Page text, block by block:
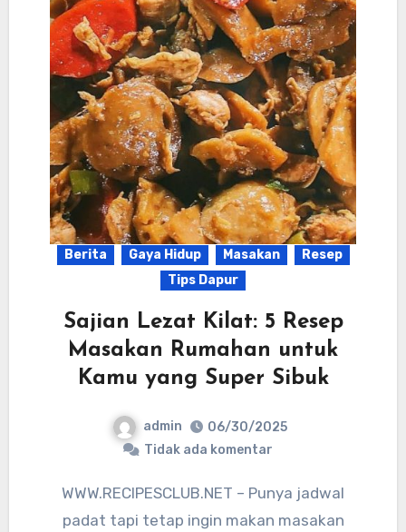
Berita Gaya Hidup Masakan
Resep
Tips Dapur
Sajian Lezat Kilat: 5 Resep
Masakan Rumahan untuk
Kamu yang Super Sibuk
admin
06/30/2025
Tidak ada komentar
WWW.RECIPESCLUB.NET – Punya jadwal
padat tapi tetap ingin makan masakan